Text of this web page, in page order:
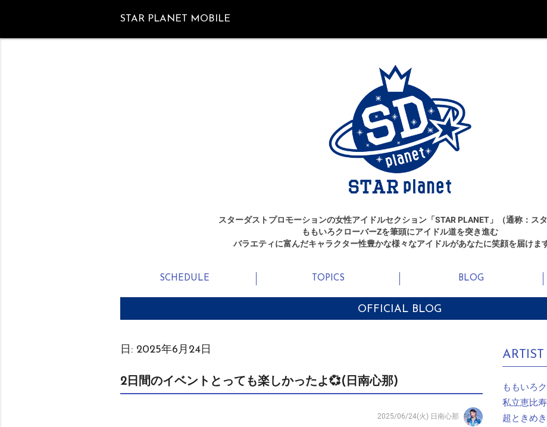
STAR PLANET MOBILE
スターダストプロモーションの女性アイドルセクション「STAR PLANET」（通称：ス
ももいろクローバーZを筆頭にアイドル道を突き進む
バラエティに富んだキャラクター性豊かな様々なアイドルがあなたに笑顔を届けま
SCHEDULE TOPICS BLOG
OFFICIAL BLOG
日: 2025年6月24日
2日間のイベントとっても楽しかったよ💞(日南心那)
2025/06/24(火) 日南心那
ももいろ
私立恵比
超ときめ